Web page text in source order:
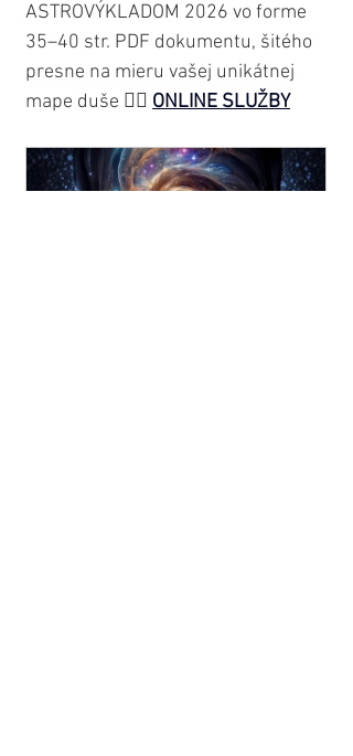
ASTROVÝKLADOM 2026 vo forme
35–40 str. PDF dokumentu, šitého
presne na mieru vašej unikátnej
mape duše 👉🏼 ONLINE SLUŽBY